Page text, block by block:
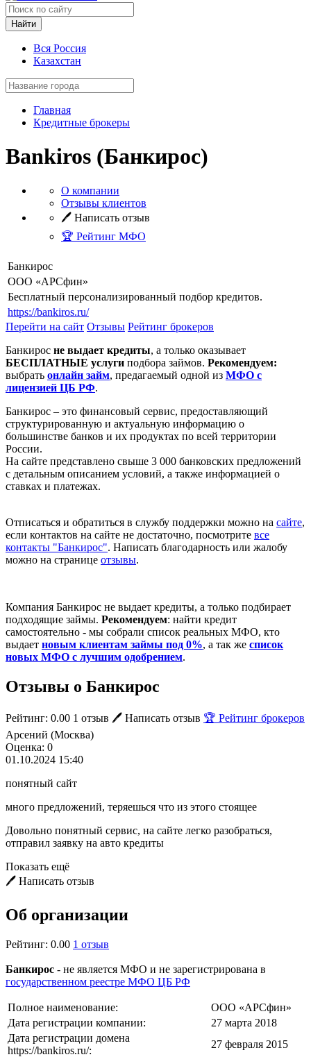
Найти
Вся Россия
Казахстан
Главная
Кредитные брокеры
Bankiros (Банкирос)
О компании
Отзывы клиентов
🖊️ Написать отзыв
🏆 Рейтинг МФО
Банкирос
ООО «АРСфин»
Бесплатный персонализированный подбор кредитов.
https://bankiros.ru/
Перейти на сайт Отзывы Рейтинг брокеров
Банкирос не выдает кредиты, а только оказывает
БЕСПЛАТНЫЕ услуги подбора займов. Рекомендуем:
выбрать онлайн займ, предагаемый одной из МФО с
лицензией ЦБ РФ.
Банкирос – это финансовый сервис, предоставляющий
структурированную и актуальную информацию о
большинстве банков и их продуктах по всей территории
России.
На сайте представлено свыше 3 000 банковских предложений
с детальным описанием условий, а также информацией о
ставках и платежах.
Отписаться и обратиться в службу поддержки можно на сайте,
если контактов на сайте не достаточно, посмотрите все
контакты "Банкирос". Написать благодарность или жалобу
можно на странице отзывы.
Компания Банкирос не выдает кредиты, а только подбирает
подходящие займы. Рекомендуем: найти кредит
самостоятельно - мы собрали список реальных МФО, кто
выдает новым клиентам займы под 0%, а так же список
новых МФО с лучшим одобрением.
Отзывы о Банкирос
Рейтинг: 0.00 1 отзыв 🖊️ Написать отзыв 🏆 Рейтинг брокеров
Арсений (Москва)
Оценка: 0
01.10.2024 15:40
понятный сайт
много предложений, теряешься что из этого стоящее
Довольно понятный сервис, на сайте легко разобраться,
отправил заявку на авто кредиты
Показать ещё
🖊️ Написать отзыв
Об организации
Рейтинг: 0.00 1 отзыв
Банкирос - не является МФО и не зарегистрирована в
государственном реестре МФО ЦБ РФ
Полное наименование:
ООО «АРСфин»
Дата регистрации компании:
27 марта 2018
Дата регистрации домена
https://bankiros.ru/:
27 февраля 2015